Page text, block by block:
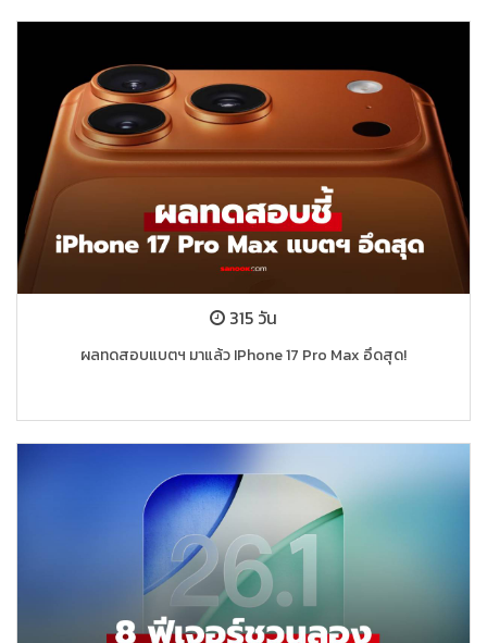
315 วัน
ผลทดสอบแบตฯ มาแล้ว IPhone 17 Pro Max อึดสุด!